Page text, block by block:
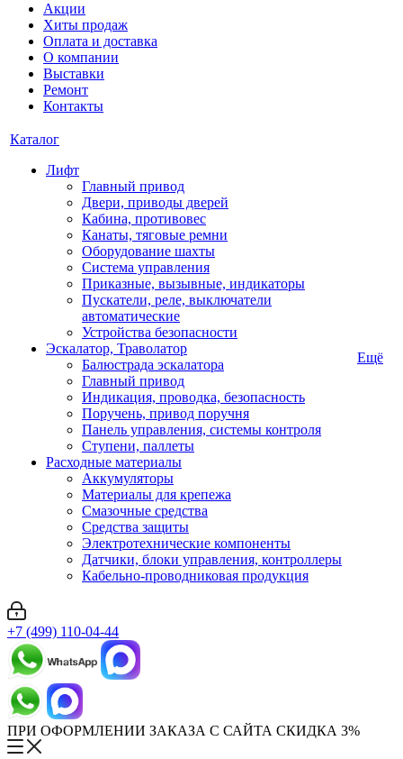
Акции
Хиты продаж
Оплата и доставка
О компании
Выставки
Ремонт
Контакты
Каталог
Лифт
Главный привод
Двери, приводы дверей
Кабина, противовес
Канаты, тяговые ремни
Оборудование шахты
Система управления
Приказные, вызывные, индикаторы
Пускатели, реле, выключатели
автоматические
Устройства безопасности
Эскалатор, Траволатор
Балюстрада эскалатора
Главный привод
Индикация, проводка, безопасность
Поручень, привод поручня
Панель управления, системы контроля
Ступени, паллеты
Расходные материалы
Аккумуляторы
Материалы для крепежа
Смазочные средства
Средства защиты
Электротехнические компоненты
Датчики, блоки управления, контроллеры
Кабельно-проводниковая продукция
Ещё
+7 (499) 110-04-44
ПРИ ОФОРМЛЕНИИ ЗАКАЗА С САЙТА СКИДКА 3%